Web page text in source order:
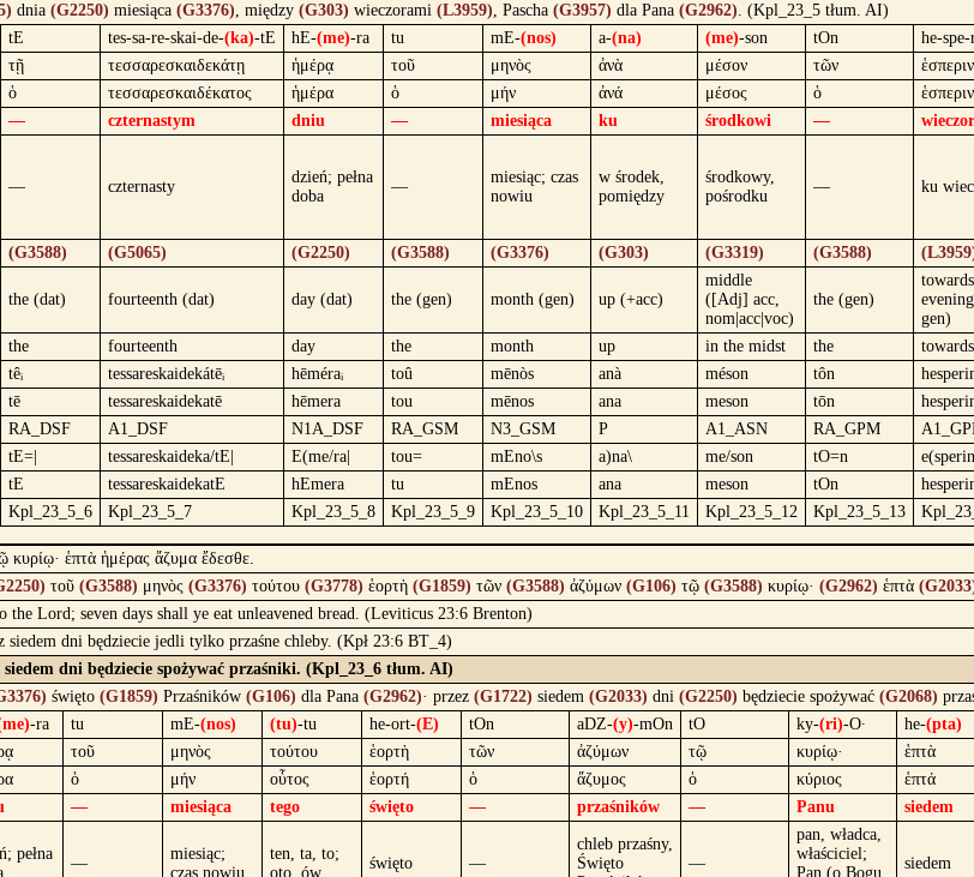
dnia (G2250) miesiąca (G3376), między (G303) wieczorami (L3959), Pascha (G3957) dla Pana (G2962). (Kpl_23_5 tłum. AI)
tE tes-sa-re-skai-de-(ka)-tE hE-(me)-ra tu mE-(nos) a-(na) (me)-son tOn
he-
τῇ τεσσαρεσκαιδεκάτῃ ἡμέρᾳ τοῦ μηνὸς ἀνὰ μέσον τῶν
ὁ τεσσαρεσκαιδέκατος ἡμέρα ὁ μήν ἀνά μέσος ὁ
— czternastym dniu — miesiąca ku środkowi —
— czternasty
dzień; pełna
doba
—
miesiąc; czas
nowiu
w środek,
pomiędzy
środkowy,
pośrodku
— ku
(G3588) (G5065) (G2250) (G3588) (G3376) (G303) (G3319) (G3588)
the (dat) fourteenth (dat) day (dat) the (gen) month (gen) up (+acc)
middle
([Adj] acc,
nom|acc|voc)
the (gen)
towards
gen)
the fourteenth day the month up in the midst the
têᵢ tessareskaidekátēᵢ hēméraᵢ toû mēnòs anà méson tôn
tē tessareskaidekatē hēmera tou mēnos ana meson tōn
RA_DSF A1_DSF N1A_DSF RA_GSM N3_GSM P A1_ASN RA_GPM
tE=| tessareskaideka/tE| E(me/ra| tou= mEno\s a)na\ me/son tO=n
tE tessareskaidekatE hEmera tu mEnos ana meson tOn
Kpl_23_5_6 Kpl_23_5_7 Kpl_23_5_8 Kpl_23_5_9 Kpl_23_5_10 Kpl_23_5_11 Kpl_23_5_12 Kpl_23_5_13
κυρίῳ· ἑπτὰ ἡμέρας ἄζυμα ἔδεσθε.
τοῦ (G3588) μηνὸς (G3376) τούτου (G3778) ἑορτὴ (G1859) τῶν (G3588) ἀζύμων (G106) τῷ (G3588) κυρίῳ· (G2962) ἑπτὰ
Lord; seven days shall ye eat unleavened bread. (Leviticus 23:6 Brenton)
siedem dni będziecie jedli tylko przaśne chleby. (Kpł 23:6 BT_4)
dni będziecie spożywać przaśniki. (Kpl_23_6 tłum. AI)
święto (G1859) Przaśników (G106) dla Pana (G2962)· przez (G1722) siedem (G2033) dni (G2250) będziecie spożywać (G2068)
-ra tu mE-(nos) (tu)-tu he-ort-(E) tOn aDZ-(y)-mOn tO ky-(ri)-O· he-(pta)
τοῦ μηνὸς τούτου ἑορτὴ τῶν ἀζύμων τῷ κυρίῳ·
ἑπτὰ
ὁ μήν οὗτος ἑορτή ὁ ἄζυμος ὁ κύριος
ἑπτά
— miesiąca tego święto — przaśników — Panu siedem
pełna
—
miesiąc;
czas nowiu
ten, ta, to;
oto, ów
święto —
chleb przaśny,
Święto
—
pan, władca,
właściciel;
Pan (o Bogu,
siedem